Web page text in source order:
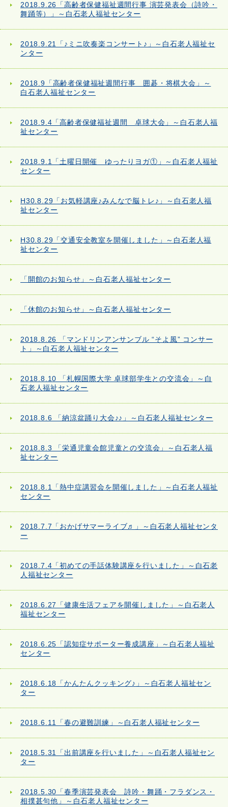
2018.9.26「高齢者保健福祉週間行事 演芸発表会（詩吟・
舞踊等）」～白石老人福祉センター
2018.9.21「♪ミニ吹奏楽コンサート♪」～白石老人福祉セ
ンター
2018.9「高齢者保健福祉週間行事 囲碁・将棋大会」～
白石老人福祉センター
2018.9.4「高齢者保健福祉週間 卓球大会」～白石老人福
祉センター
2018.9.1「土曜日開催 ゆったりヨガ①」～白石老人福祉
センター
H30.8.29「お気軽講座♪みんなで脳トレ♪」～白石老人福
祉センター
H30.8.29「交通安全教室を開催しました」～白石老人福
祉センター
「開館のお知らせ」～白石老人福祉センター
「休館のお知らせ」～白石老人福祉センター
2018.8.26 「マンドリンアンサンブル “そよ風” コンサー
ト」～白石老人福祉センター
2018.8.10 「札幌国際大学 卓球部学生との交流会」～白
石老人福祉センター
2018.8.6 「納涼盆踊り大会♪♪」～白石老人福祉センター
2018.8.3 「栄通児童会館児童との交流会」～白石老人福
祉センター
2018.8.1「熱中症講習会を開催しました」～白石老人福祉
センター
2018.7.7「おかげサマーライブ♬」～白石老人福祉センタ
ー
2018.7.4「初めての手話体験講座を行いました」～白石老
人福祉センター
2018.6.27「健康生活フェアを開催しました」～白石老人
福祉センター
2018.6.25「認知症サポーター養成講座」～白石老人福祉
センター
2018.6.18「かんたんクッキング♪」～白石老人福祉セン
ター
2018.6.11「春の避難訓練」～白石老人福祉センター
2018.5.31「出前講座を行いました」～白石老人福祉セン
ター
2018.5.30「春季演芸発表会 詩吟・舞踊・フラダンス・
相撲甚句他」～白石老人福祉センター